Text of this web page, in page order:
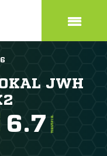
JWH
6.7 TORE/SPIEL